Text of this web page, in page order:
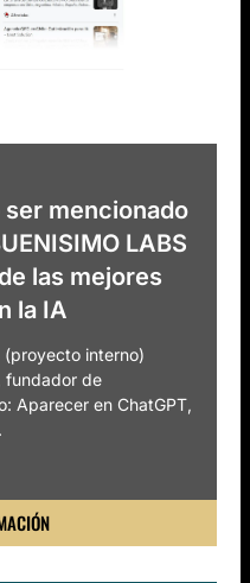
mencionado
LABS
las mejores
la IA
(proyecto interno)
fundador de
Aparecer en ChatGPT,